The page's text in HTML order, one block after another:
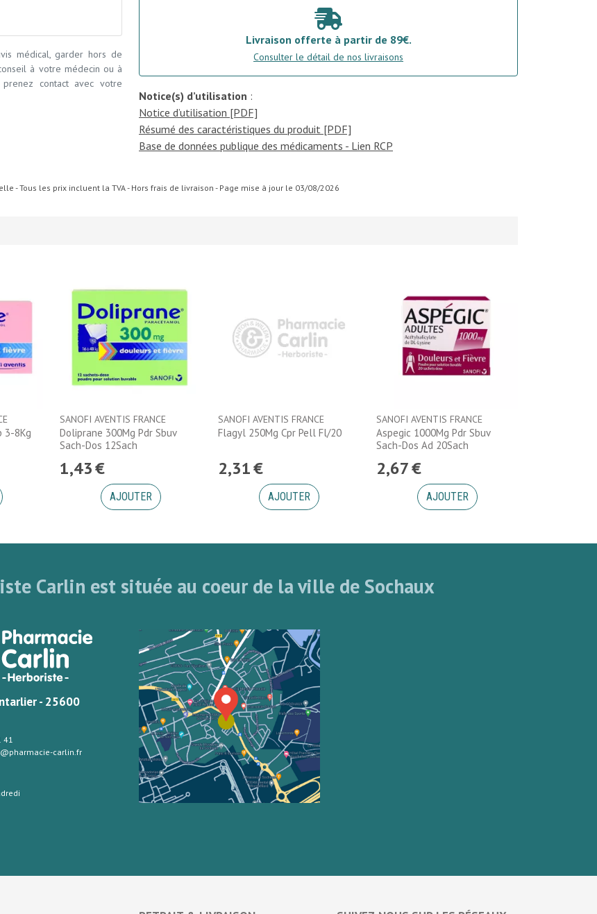
médical, garder hors de
à votre médecin ou à
contact avec votre
Livraison offerte à partir de 89€.
Consulter le détail de nos livraisons
Notice(s) d’utilisation :
Notice d’utilisation [PDF]
Résumé des caractéristiques du produit [PDF]
Base de données publique des médicaments - Lien RCP
- Tous les prix incluent la TVA - Hors frais de livraison - Page mise à jour le 03/08/2026
3-8Kg
SANOFI AVENTIS FRANCE
Doliprane 300Mg Pdr Sbuv
Sach-Dos 12Sach
1,43€
AJOUTER
SANOFI AVENTIS FRANCE
Flagyl 250Mg Cpr Pell Fl/20
2,31€
AJOUTER
SANOFI AVENTIS FRANCE
Aspegic 1000Mg Pdr Sbuv
Sach-Dos Ad 20Sach
2,67€
AJOUTER
Carlin est située au coeur de la ville de Sochaux
- 25600
41
carlin.fr